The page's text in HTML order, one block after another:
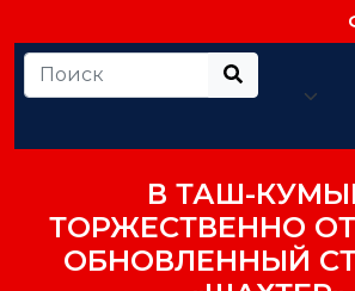
В ТАШ-
ТОРЖЕСТВЕННО
ОБНОВЛЕННЫЙ